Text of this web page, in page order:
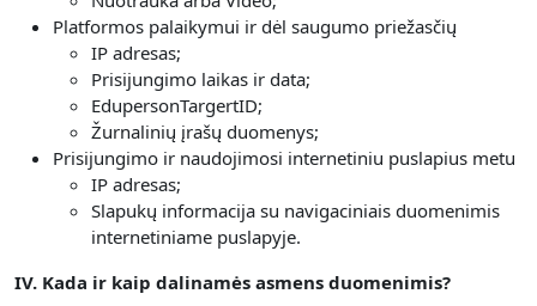
Platformos palaikymui ir dėl saugumo priežasčių
IP adresas;
Prisijungimo laikas ir data;
EdupersonTargertID;
Žurnalinių įrašų duomenys;
Prisijungimo ir naudojimosi internetiniu puslapius metu
IP adresas;
Slapukų informacija su navigaciniais duomenimis
internetiniame puslapyje.
IV. Kada ir kaip dalinamės asmens duomenimis?